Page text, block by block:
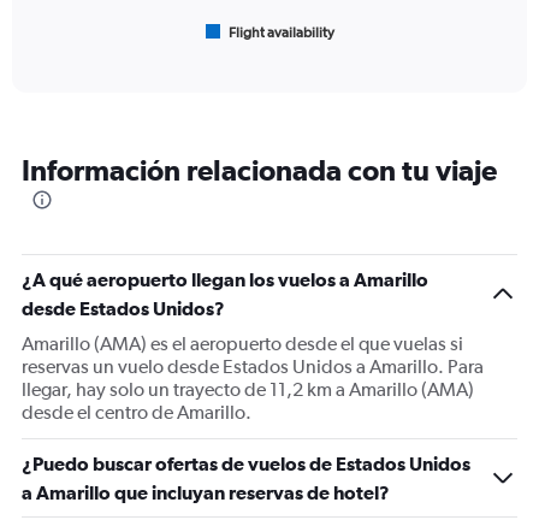
categories.
The
Y
axis
displaying
Number
of
flights.
Range:
to
75.
Flight availability
Información relacionada con tu viaje
¿A qué aeropuerto llegan los vuelos a Amarillo
desde Estados Unidos?
Amarillo (AMA) es el aeropuerto desde el que vuelas si
reservas un vuelo desde Estados Unidos a Amarillo. Para
llegar, hay solo un trayecto de 11,2 km a Amarillo (AMA)
desde el centro de Amarillo.
¿Puedo buscar ofertas de vuelos de Estados Unidos
a Amarillo que incluyan reservas de hotel?